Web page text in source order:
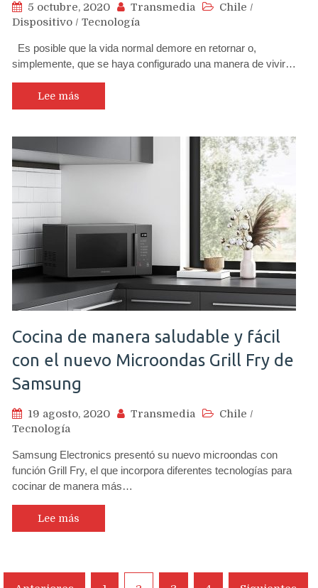
5 octubre, 2020 Transmedia Chile /
Dispositivo / Tecnología
Es posible que la vida normal demore en retornar o,
simplemente, que se haya configurado una manera de vivir…
Lee más
Cocina de manera saludable y fácil
con el nuevo Microondas Grill Fry de
Samsung
19 agosto, 2020 Transmedia Chile /
Tecnología
Samsung Electronics presentó su nuevo microondas con
función Grill Fry, el que incorpora diferentes tecnologías para
cocinar de manera más…
Lee más
Navegación